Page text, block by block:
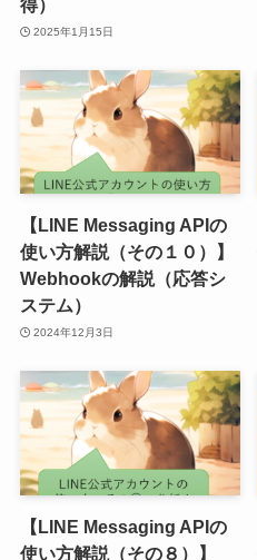
得）
2025年1月15日
【LINE Messaging APIの
使い方解説（その１０）】
Webhookの解説（応答シ
ステム）
2024年12月3日
【LINE Messaging APIの
使い方解説（その８）】